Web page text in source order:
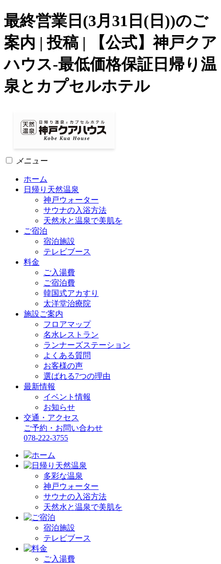
最終営業日(3月31日(日))のご
案内 | 投稿 | 【公式】神戸クア
ハウス-最低価格保証日帰り温
泉とカプセルホテル
メニュー
ホーム
日帰り天然温泉
神戸ウォーター
サウナの入浴方法
天然水と温泉で美肌を
ご宿泊
宿泊施設
テレビブース
料金
ご入湯費
ご宿泊費
韓国式アカすり
太洋堂治療院
施設ご案内
フロアマップ
名水レストラン
ランナーズステーション
よくある質問
お客様の声
選ばれる7つの理由
最新情報
イベント情報
お知らせ
交通・アクセス
ご予約・お問い合わせ
078-222-3755
多彩な温泉
神戸ウォーター
サウナの入浴方法
天然水と温泉で美肌を
宿泊施設
テレビブース
ご入湯費